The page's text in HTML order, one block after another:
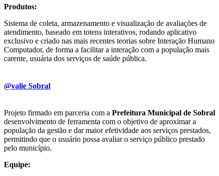
Produtos:
Sistema de coleta, armazenamento e visualização de avaliações de
atendimento, baseado em totens interativos, rodando aplicativo
exclusivo e criado nas mais recentes teorias sobre Interação Humano
Computador, de forma a facilitar a interação com a população mais
carente, usuária dos serviços de saúde pública.
@valie Sobral
Projeto firmado em parceria com a Prefeitura Municipal de Sobral
desenvolvimento de ferramenta com o objetivo de aproximar a
população da gestão e dar maior efetividade aos serviços prestados,
permitindo que o usuário possa avaliar o serviço público prestado
pelo município.
Equipe: